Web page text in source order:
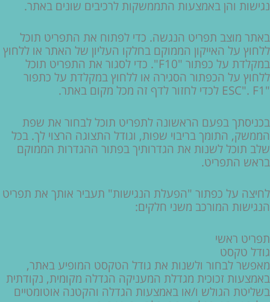
נגישות והן באמצעות התממשקות לרכיבים שונים באתר.
באתר מוצב תפריט הנגשה. כדי לפתוח את התפריט תוכל
ללחוץ על האייקון הממוקם בחלקו העליון של האתר או ללחוץ
במקלדת על כפתור "F10". כדי לסגור את התפריט תוכל
ללחוץ על הכפתור הסגירה או ללחוץ במקלדת על כתפור
"ESC". F1 לכדי לחזור לדף זה מכל מקום באתר.
בכניסתך בפעם הראשונה לתפריט תוכל לבחור את שפת
הממשק, התומך בריבוי שפות, וגודל התצוגה הרצוי לך. בכל
שלב תוכל לשנות את הגדרותיך בפתור ההגדרות הממוקם
בראש התפריט.
לחיצה על כפתור "הפעלת הנגישות" תעביר אותך את תפריט
הנגישות המורכב משני חלקים:
תפריט ראשי
גודל טקסט
מאפשר לבחור ולשנות את גודל הטקסט המופיע באתר,
באמצעות זכוכית מגדלת המעניקה הגדלה מקומית, נקודתית
בשליטת הגולש ו/או באמצעות הגדלה והקטנה אוטומטיים